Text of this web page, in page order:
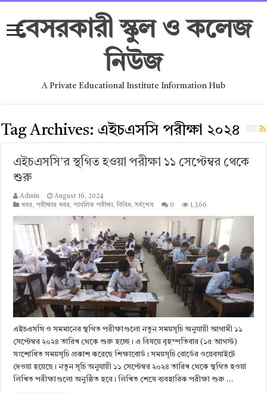
বেসরকারী স্কুল ও কলেজ
নিউজ
A Private Educational Institute Information Hub
Tag Archives:এইচএসসি পরীক্ষা ২০২৪
এইচএসসি’র স্থগিত হওয়া পরীক্ষা ১১ সেপ্টেম্বর থেকে
শুরু
Admin
August 16, 2024
খবর,পরীক্ষার খবর,পাবলিক পরীক্ষা ,বিবিধ,সর্বশেষ 0 1,366
এইচএসসি ও সমমানের স্থগিত পরীক্ষাগুলো নতুন সময়সূচি অনুযায়ী আগামী ১১
সেপ্টেম্বর ২০২৪ তারিখ থেকে শুরু হচ্ছে। এ বিষয়ে বৃহস্পতিবার (১৫ আগস্ট)
সংশোধিত সময়সূচি প্রকাশ করেছে শিক্ষাবোর্ড। সময়সূচি বোর্ডের ওয়েবসাইটে
দেওয়া হয়েছে। নতুন সূচি অনুযায়ী ১১ সেপ্টেম্বর ২০২৪ তারিখ থেকে স্থগিত হওয়া
লিখিত পরীক্ষাগুলো অনুষ্ঠিত হবে। লিখিত শেষে ব্যবহারিক পরীক্ষা শুরু …